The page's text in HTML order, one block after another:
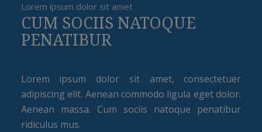
Lorem ipsum dolor sit amet
CUM SOCIIS NATOQUE
PENATIBUR
Lorem ipsum dolor sit amet, consectetuer
adipiscing elit. Aenean commodo ligula eget dolor.
Aenean massa. Cum sociis natoque penatibur
ridiculus mus.